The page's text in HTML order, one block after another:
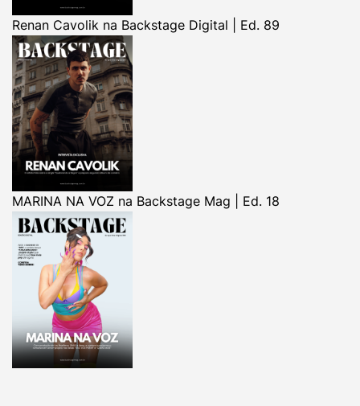
Renan Cavolik na Backstage Digital | Ed. 89
MARINA NA VOZ na Backstage Mag | Ed. 18